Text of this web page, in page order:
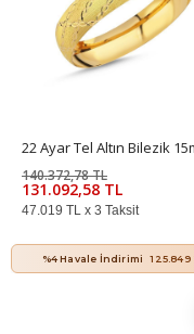
131.092,58 TL
140.372,78 TL
47.019 TL x 3 Taksit
%4 Havale İndirimi 125.849